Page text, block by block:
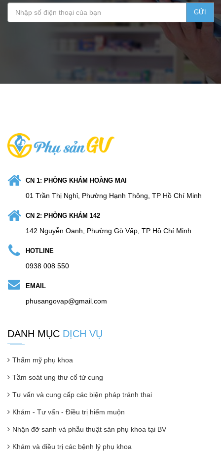
GỬI
CN 1: PHÒNG KHÁM HOÀNG MAI
01 Trần Thị Nghỉ, Phường Hạnh Thông, TP Hồ Chí Minh
CN 2: PHÒNG KHÁM 142
142 Nguyễn Oanh, Phường Gò Vấp, TP Hồ Chí Minh
HOTLINE
0938 008 550
EMAIL
phusangovap@gmail.com
DANH MỤC DỊCH VỤ
Thẩm mỹ phụ khoa
Tầm soát ung thư cổ tử cung
Tư vấn và cung cấp các biện pháp tránh thai
Khám - Tư vấn - Điều trị hiếm muộn
Nhận đỡ sanh và phẫu thuật sản phụ khoa tại BV
Khám và điều trị các bệnh lý phụ khoa